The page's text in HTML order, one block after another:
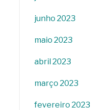
junho 2023
maio 2023
abril 2023
março 2023
fevereiro 2023